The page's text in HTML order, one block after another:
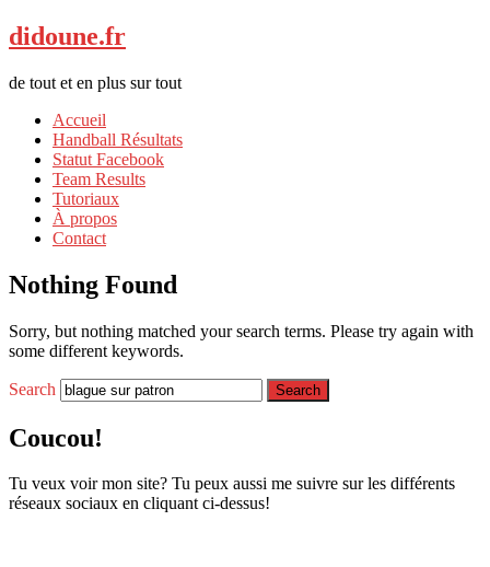
didoune.fr
de tout et en plus sur tout
Accueil
Handball Résultats
Statut Facebook
Team Results
Tutoriaux
À propos
Contact
Nothing Found
Sorry, but nothing matched your search terms. Please try again with
some different keywords.
Search
Coucou!
Tu veux voir mon site? Tu peux aussi me suivre sur les différents
réseaux sociaux en cliquant ci-dessus!